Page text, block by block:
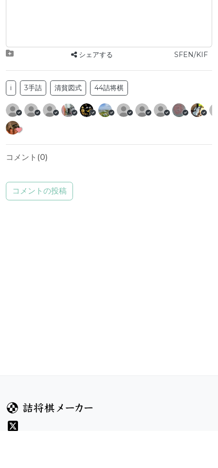
シェアする SFEN/KIF
i 3手詰 清貧図式 44詰将棋
コメント(0)
コメントの投稿